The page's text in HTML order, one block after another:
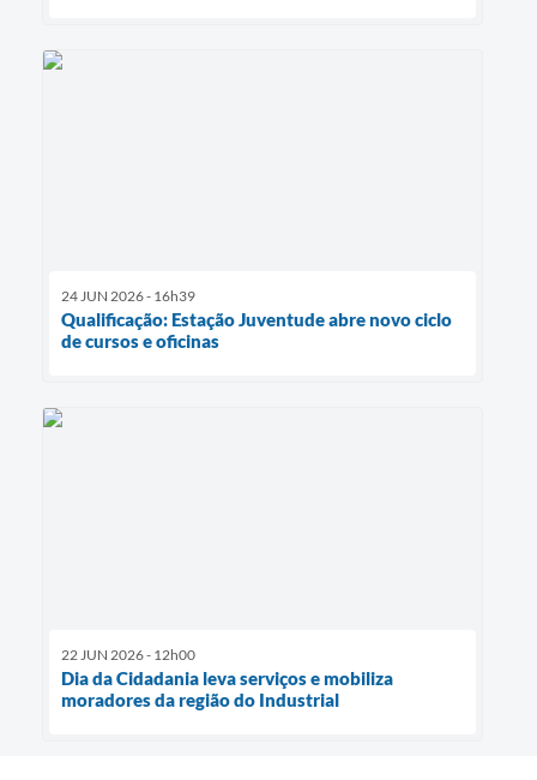
24 JUN 2026 - 16h39
Qualificação: Estação Juventude abre novo ciclo
de cursos e oficinas
22 JUN 2026 - 12h00
Dia da Cidadania leva serviços e mobiliza
moradores da região do Industrial